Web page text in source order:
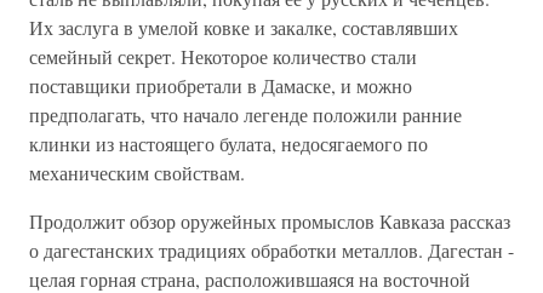
Их заслуга в умелой ковке и закалке, составлявших
семейный секрет. Некоторое количество стали
поставщики приобретали в Дамаске, и можно
предполагать, что начало легенде положили ранние
клинки из настоящего булата, недосягаемого по
механическим свойствам.
Продолжит обзор оружейных промыслов Кавказа рассказ
о дагестанских традициях обработки металлов. Дагестан -
целая горная страна, расположившаяся на восточной